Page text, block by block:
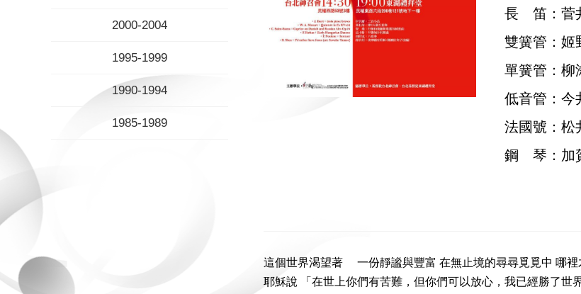
2000-2004
1995-1999
1990-1994
1985-1989
長 笛：菅
雙簧管：姬
單簧管：柳
低音管：今
法國號：松
鋼 琴：加
這個世界渴望著 一份靜謐與豐富 在無止境的尋尋覓覓中 哪裡
耶穌說 「在世上你們有苦難，但你們可以放心，我已經勝了世